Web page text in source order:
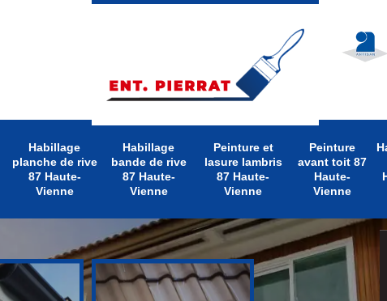
Habillage
planche de rive
87 Haute-
Vienne
Habillage
bande de rive
87 Haute-
Vienne
Peinture et
lasure lambris
87 Haute-
Vienne
Peinture
avant toit 87
Haute-
Vienne